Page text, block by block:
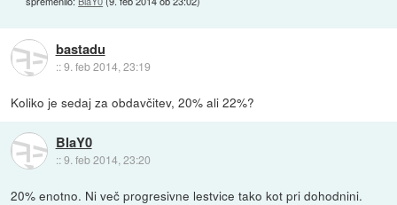
bastadu
::9. feb 2014, 23:19
Koliko je sedaj za obdavčitev, 20% ali 22%?
BlaY0
::9. feb 2014, 23:20
20% enotno. Ni več progresivne lestvice tako kot pri dohodnini.